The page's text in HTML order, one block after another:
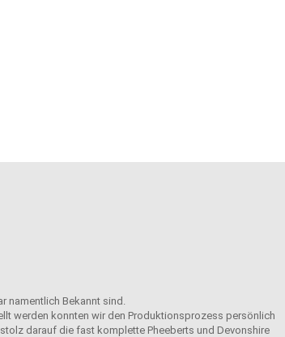
namentlich Bekannt sind.
werden konnten wir den Produktionsprozess persönlich
darauf die fast komplette Pheeberts und Devonshire